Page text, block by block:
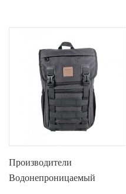
Производители
Водонепроницаемый